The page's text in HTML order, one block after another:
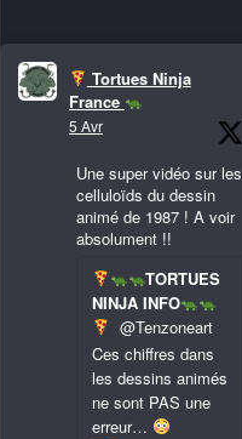
Tortues Ninja
France
5 Avr
Une super vidéo sur les
celluloïds du dessin
animé de 1987 ! A voir
absolument !!
TORTUES
NINJA INFO
@Tenzoneart
Ces chiffres dans
les dessins animés
ne sont PAS une
erreur…